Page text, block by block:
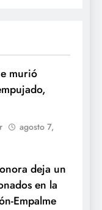
murió
agosto 7,
deja un
en la
Empalme